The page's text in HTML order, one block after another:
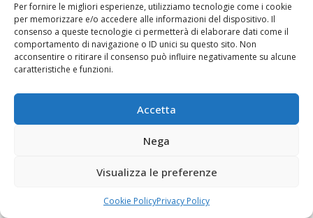
Per fornire le migliori esperienze, utilizziamo tecnologie come i cookie
per memorizzare e/o accedere alle informazioni del dispositivo. Il
consenso a queste tecnologie ci permetterà di elaborare dati come il
comportamento di navigazione o ID unici su questo sito. Non
acconsentire o ritirare il consenso può influire negativamente su alcune
caratteristiche e funzioni.
Accetta
Nega
Visualizza le preferenze
Cookie PolicyPrivacy Policy
Fai clic per accettare i cookie marketing e
abilitare questo contenuto